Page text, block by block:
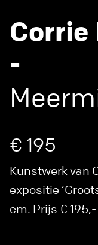
Corrie
-
€ 195
Kunstwerk van
expositie
cm. Prijs € 195,-